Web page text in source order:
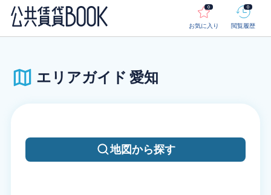
0
お気に入り
0
閲覧履歴
エリアガイド 愛知
地図から探す
愛知の公共賃貸物件｜シティモバイル